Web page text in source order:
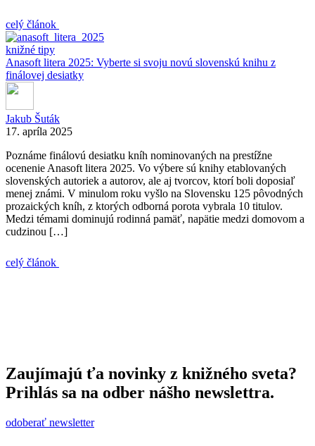
celý článok
knižné tipy
Anasoft litera 2025: Vyberte si svoju novú slovenskú knihu z
finálovej desiatky
Jakub Šuták
17. apríla 2025
Poznáme finálovú desiatku kníh nominovaných na prestížne
ocenenie Anasoft litera 2025. Vo výbere sú knihy etablovaných
slovenských autoriek a autorov, ale aj tvorcov, ktorí boli doposiaľ
menej známi. V minulom roku vyšlo na Slovensku 125 pôvodných
prozaických kníh, z ktorých odborná porota vybrala 10 titulov.
Medzi témami dominujú rodinná pamäť, napätie medzi domovom a
cudzinou […]
celý článok
Zaujímajú ťa novinky z knižného sveta?
Prihlás sa na odber nášho newslettra.
odoberať newsletter